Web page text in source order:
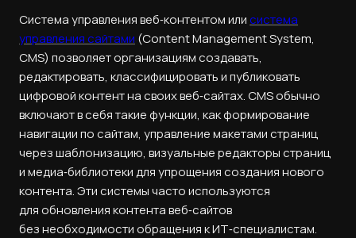
Система управления веб‑контентом илисистема
управления сайтами (Content Management System,
CMS) позволяет организациям создавать,
редактировать, классифицировать и публиковать
цифровой контент на своих веб‑сайтах. CMS обычно
включают в себя такие функции, как формирование
навигации по сайтам, управление макетами страниц
через шаблонизацию, визуальные редакторы страниц
и медиа‑библиотеки для упрощения создания нового
контента. Эти системы часто используются
для обновления контента веб‑сайтов
без необходимости обращения к ИТ‑специалистам.